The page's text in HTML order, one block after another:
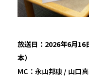
放送日：2026年6月16
本）
MC：永山邦康 / 山口